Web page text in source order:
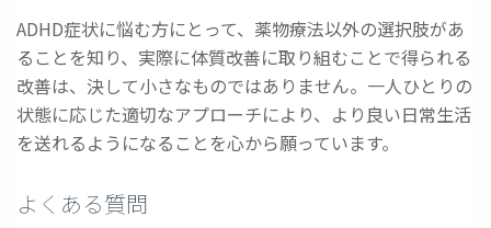
ADHD症状に悩む方にとって、薬物療法以外の選択肢があ
ることを知り、実際に体質改善に取り組むことで得られる
改善は、決して小さなものではありません。一人ひとりの
状態に応じた適切なアプローチにより、より良い日常生活
を送れるようになることを心から願っています。
よくある質問